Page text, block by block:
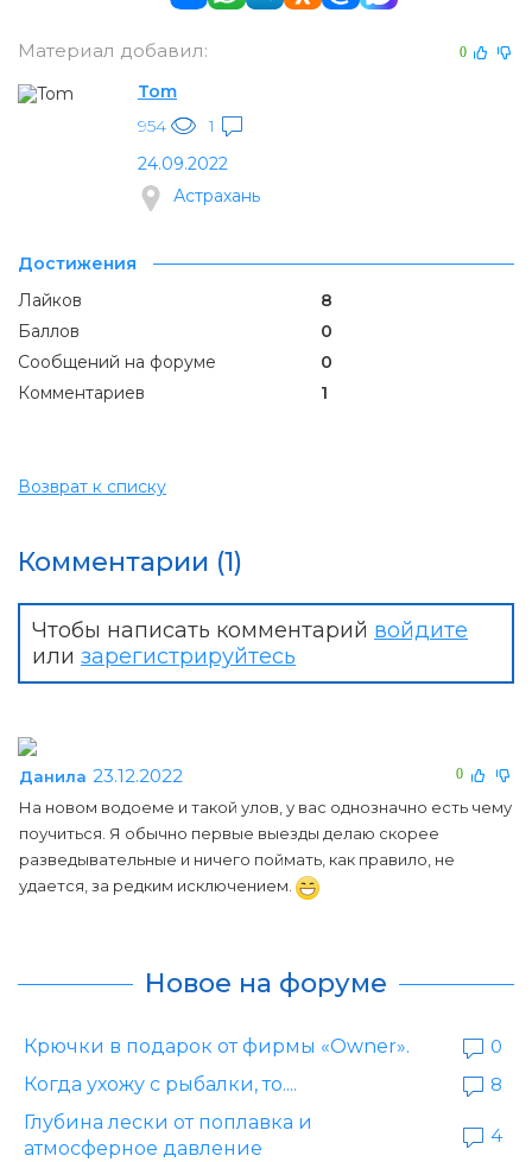
Материал добавил: 0
Tom
954
1
24.09.2022
Астрахань
Достижения
Лайков
8
Баллов
0
Сообщений на форуме
0
Комментариев
1
Возврат к списку
Комментарии (1)
Чтобы написать комментарий войдите
или зарегистрируйтесь
0
Данила 23.12.2022
На новом водоеме и такой улов, у вас однозначно есть чему
поучиться. Я обычно первые выезды делаю скорее
разведывательные и ничего поймать, как правило, не
удается, за редким исключением.
Новое на форуме
Крючки в подарок от фирмы «Owner».
0
Когда ухожу с рыбалки, то....
8
Глубина лески от поплавка и
атмосферное давление
4